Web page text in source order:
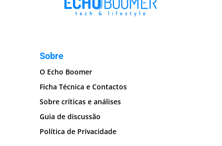
Sobre
O Echo Boomer
Ficha Técnica e Contactos
Sobre críticas e análises
Guia de discussão
Política de Privacidade